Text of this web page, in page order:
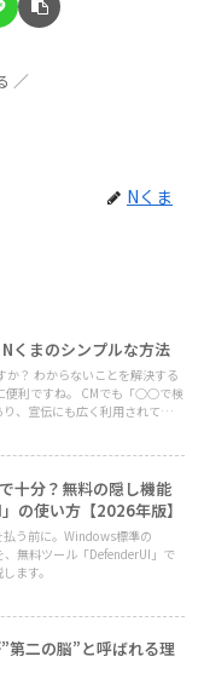
Nくま
くまのシンプルな方法
？ わからないことを解決する
便利ですね。 CMでも「○○で検
、宣伝にも広く利用されていま
十分？無料の隠し機能
の使い方【2026年版】
う前に。Windows標準の
無料ツール「DefenderUI」で
ます。
二の脳”と呼ばれる理